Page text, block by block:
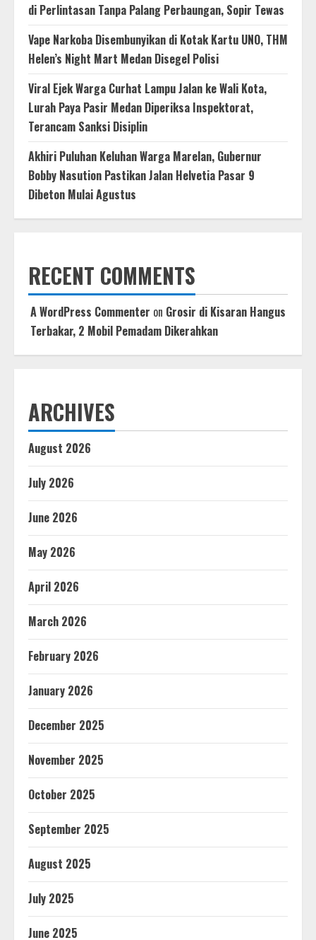
di Perlintasan Tanpa Palang Perbaungan, Sopir Tewas
Vape Narkoba Disembunyikan di Kotak Kartu UNO, THM
Helen’s Night Mart Medan Disegel Polisi
Viral Ejek Warga Curhat Lampu Jalan ke Wali Kota,
Lurah Paya Pasir Medan Diperiksa Inspektorat,
Terancam Sanksi Disiplin
Akhiri Puluhan Keluhan Warga Marelan, Gubernur
Bobby Nasution Pastikan Jalan Helvetia Pasar 9
Dibeton Mulai Agustus
RECENT COMMENTS
A WordPress Commenter on Grosir di Kisaran Hangus
Terbakar, 2 Mobil Pemadam Dikerahkan
ARCHIVES
August 2026
July 2026
June 2026
May 2026
April 2026
March 2026
February 2026
January 2026
December 2025
November 2025
October 2025
September 2025
August 2025
July 2025
June 2025